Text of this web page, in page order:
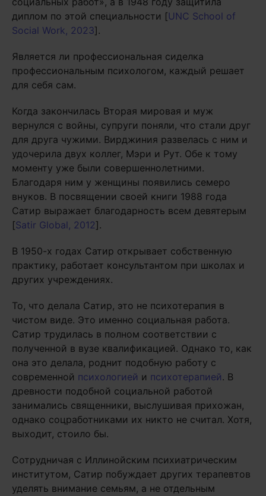
диплом по этой специальности [UNC School of
Social Work, 2023].
Является ли профессиональная сиделка
профессиональным психологом, каждый решает
для себя сам.
Когда закончилась Вторая мировая и муж
вернулся с войны, супруги поняли, что стали друг
для друга чужими. Вирджиния развелась с ним и
удочерила двух коллег, Мэри и Рут. Обе к тому
моменту уже были совершеннолетними.
Благодаря ним у женщины появились семеро
внуков. В посвящении своей книги 1988 года
Сатир выражает благодарность всем девятерым
[Satir Global, 2012].
В 1950-х годах Сатир открывает собственную
практику, работает консультантом при школах и
других учреждениях.
То, что делала Сатир, это не психотерапия в
чистом виде. Это именно социальная работа.
Сатир трудилась в полном соответствии с
полученной в вузе квалификацией. Однако то, как
она это делала, роднит подобную работу с
современной психологией и психотерапией. В
древности подобной социальной работой
занимались священники, выслушивая прихожан,
однако соцработниками их никто не считал. Хотя,
выходит, стоило бы.
Сотрудничая с Иллинойским психиатрическим
институтом, Сатир побуждает других терапевтов
уделять внимание семьям, а не отдельным